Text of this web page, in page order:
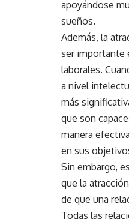
apoyándose
sueños.
Además, la
ser importante
laborales.
a nivel
más
que son
manera
en sus
Sin embargo,
que la
de que una
Todas las